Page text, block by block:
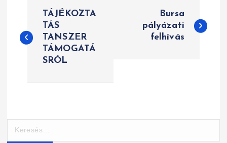
j
z
TÁJÉKOZTA
TÁS
TANSZER
TÁMOGATÁ
SRÓL
Bursa
pályázati
felhívás